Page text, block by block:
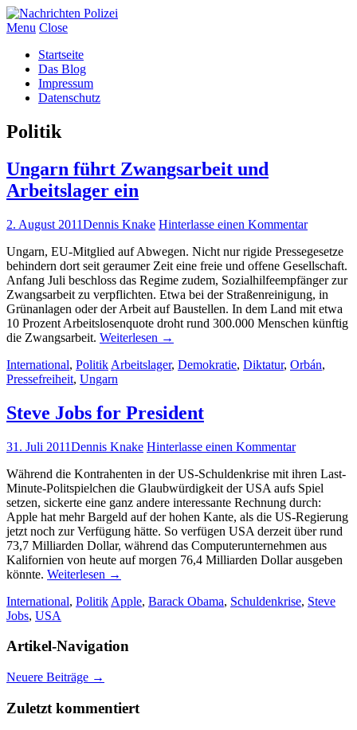
Menu Close
Startseite
Das Blog
Impressum
Datenschutz
Politik
Ungarn führt Zwangsarbeit und
Arbeitslager ein
2. August 2011Dennis Knake Hinterlasse einen Kommentar
Ungarn, EU-Mitglied auf Abwegen. Nicht nur rigide Pressegesetze
behindern dort seit geraumer Zeit eine freie und offene Gesellschaft.
Anfang Juli beschloss das Regime zudem, Sozialhilfeempfänger zur
Zwangsarbeit zu verpflichten. Etwa bei der Straßenreinigung, in
Grünanlagen oder der Arbeit auf Baustellen. In dem Land mit etwa
10 Prozent Arbeitslosenquote droht rund 300.000 Menschen künftig
die Zwangsarbeit. Weiterlesen →
International, Politik Arbeitslager, Demokratie, Diktatur, Orbán,
Pressefreiheit, Ungarn
Steve Jobs for President
31. Juli 2011Dennis Knake Hinterlasse einen Kommentar
Während die Kontrahenten in der US-Schuldenkrise mit ihren Last-
Minute-Politspielchen die Glaubwürdigkeit der USA aufs Spiel
setzen, sickerte eine ganz andere interessante Rechnung durch:
Apple hat mehr Bargeld auf der hohen Kante, als die US-Regierung
jetzt noch zur Verfügung hätte. So verfügen USA derzeit über rund
73,7 Milliarden Dollar, während das Computerunternehmen aus
Kalifornien von heute auf morgen 76,4 Milliarden Dollar ausgeben
könnte. Weiterlesen →
International, Politik Apple, Barack Obama, Schuldenkrise, Steve
Jobs, USA
Artikel-Navigation
Neuere Beiträge →
Zuletzt kommentiert